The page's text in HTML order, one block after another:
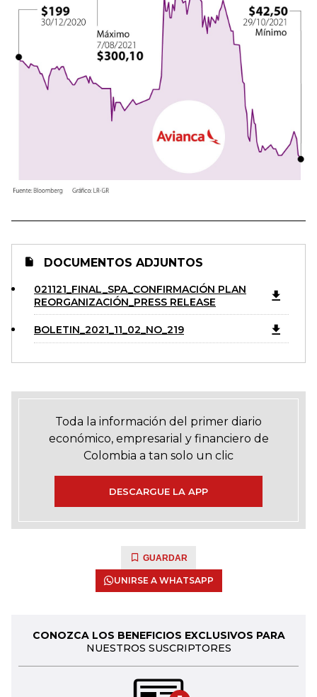
DOCUMENTOS ADJUNTOS
021121_FINAL_SPA_CONFIRMACIÓN PLAN
REORGANIZACIÓN_PRESS RELEASE
BOLETIN_2021_11_02_NO_219
Toda la información del primer diario
económico, empresarial y financiero de
Colombia a tan solo un clic
DESCARGUE LA APP
GUARDAR
UNIRSE A WHATSAPP
CONOZCA LOS BENEFICIOS EXCLUSIVOS PARA
NUESTROS SUSCRIPTORES